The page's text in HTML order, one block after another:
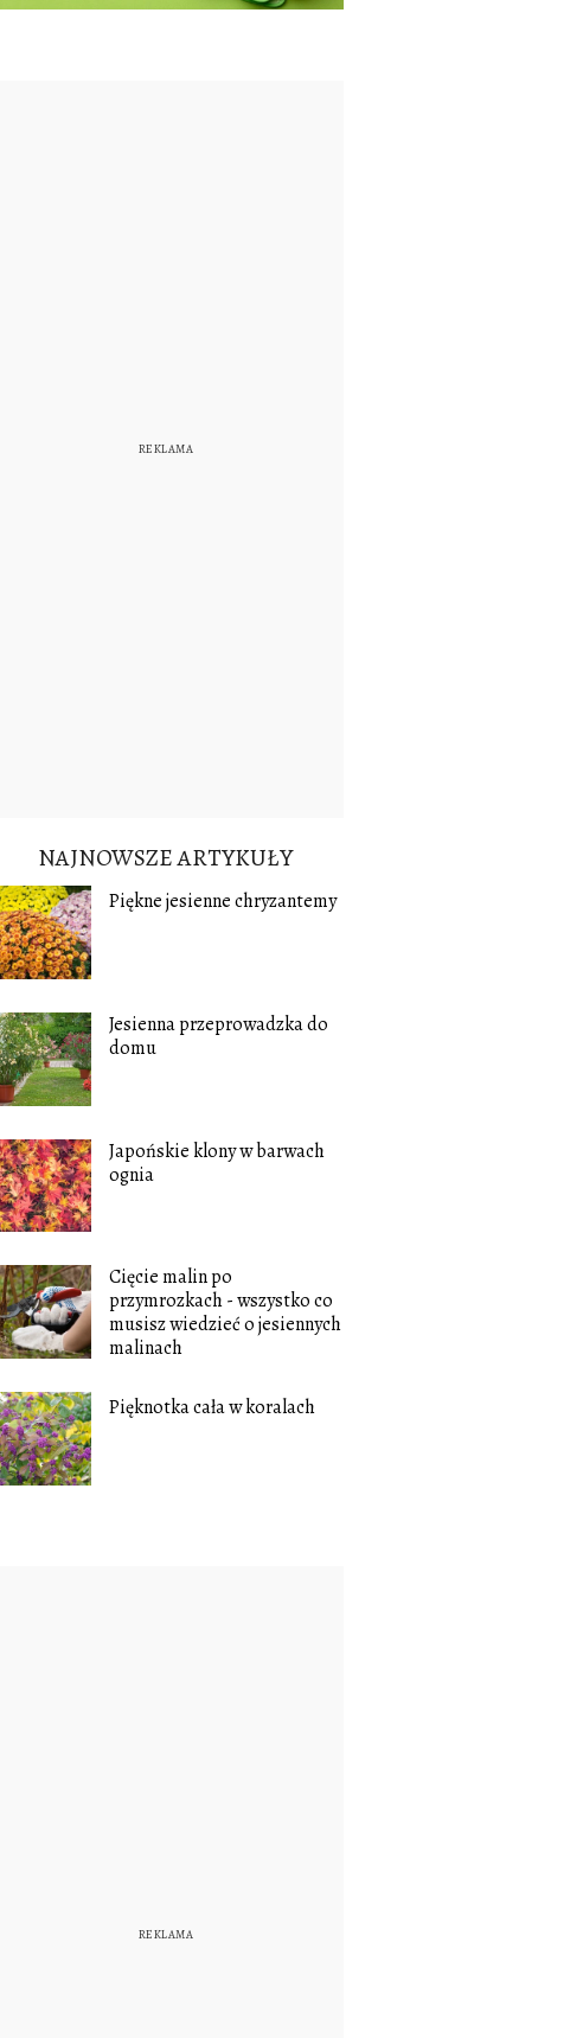
NAJNOWSZE ARTYKUŁY
Piękne jesienne chryzantemy
Jesienna przeprowadzka do
domu
Japońskie klony w barwach
ognia
Cięcie malin po
przymrozkach - wszystko co
musisz wiedzieć o jesiennych
malinach
Pięknotka cała w koralach